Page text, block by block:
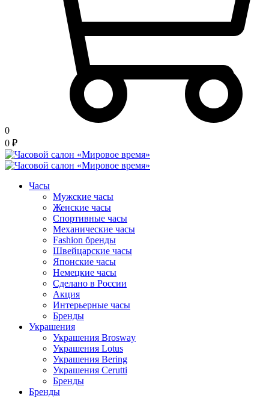
0
0 ₽
Часы
Мужские часы
Женские часы
Спортивные часы
Механические часы
Fashion бренды
Швейцарские часы
Японские часы
Немецкие часы
Сделано в России
Акция
Интерьерные часы
Бренды
Украшения
Украшения Brosway
Украшения Lotus
Украшения Bering
Украшения Cerutti
Бренды
Бренды